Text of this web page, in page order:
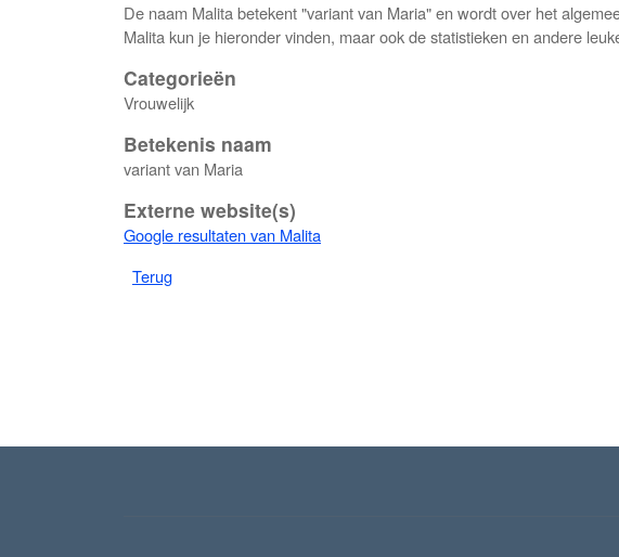
De naam Malita betekent "variant van Maria" en wordt over het
Malita kun je hieronder vinden, maar ook de statistieken en andere
Categorieën
Vrouwelijk
Betekenis naam
variant van Maria
Externe website(s)
Google resultaten van Malita
Terug